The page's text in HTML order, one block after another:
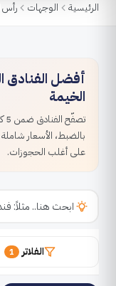
الرئيسية الوجهات رأس
أفضل الفنادق
الخيمة
تصفّح الفنادق ضمن 5 كم من
بالضبط، الأسعار
على أغلب الحجوزات.
الفلاتر 1